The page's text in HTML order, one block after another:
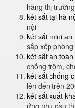
hàng thị
két sắt tại hà
nội
két sắt mini an
sắp xếp phòng
két sắt an
chống trộm,
két sắt chống
lên đến trên
két sắt xuất
ứng nhu cầu